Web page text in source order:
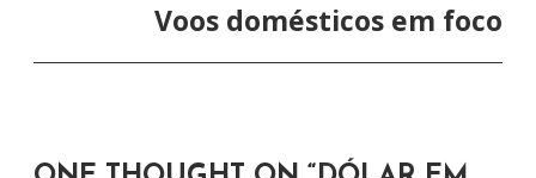
Voos domésticos em foco